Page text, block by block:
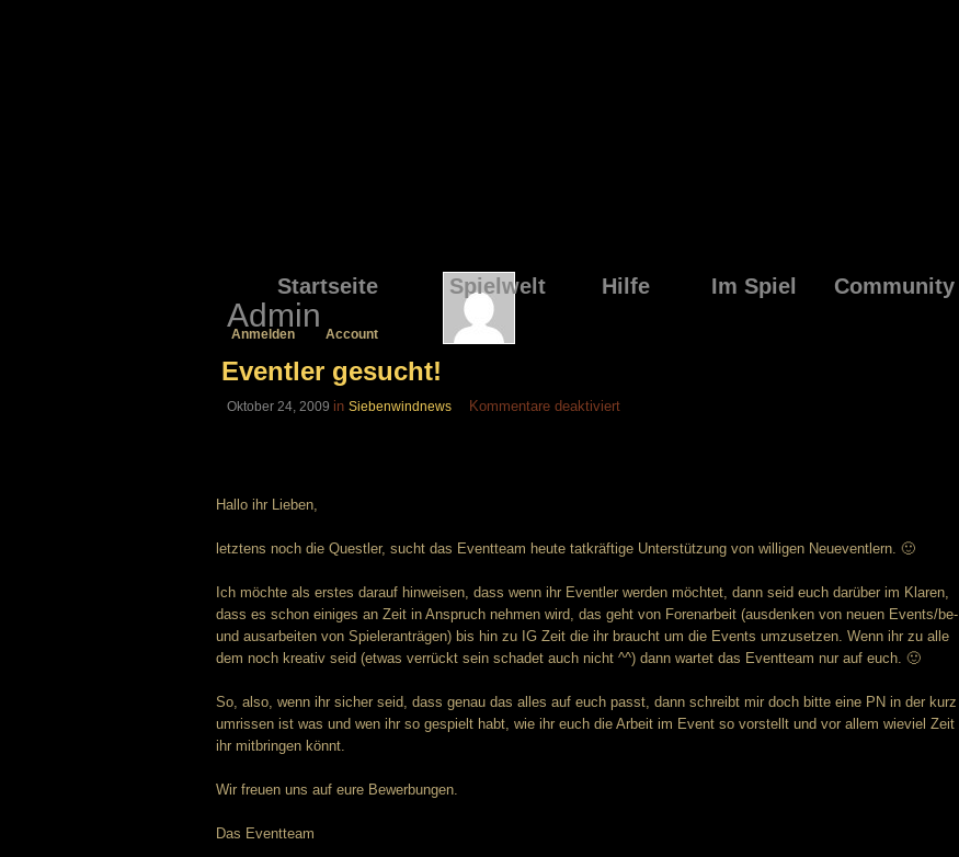
Startseite Spielwelt Hilfe Im Spiel Community
Admin
Anmelden Account
Eventler gesucht!
Oktober 24, 2009 in Siebenwindnews Kommentare deaktiviertfür
Hallo ihr Lieben,
letztens noch die Questler, sucht das Eventteam heute tatkräftige Unterstützung von willigen Neueventlern. 🙂
Ich möchte als erstes darauf hinweisen, dass wenn ihr Eventler werden möchtet, dann seid euch darüber im Klaren,
dass es schon einiges an Zeit in Anspruch nehmen wird, das geht von Forenarbeit (ausdenken von neuen Events/be-
und ausarbeiten von Spieleranträgen) bis hin zu IG Zeit die ihr braucht um die Events umzusetzen. Wenn ihr zu alle
dem noch kreativ seid (etwas verrückt sein schadet auch nicht ^^) dann wartet das Eventteam nur auf euch. 🙂
So, also, wenn ihr sicher seid, dass genau das alles auf euch passt, dann schreibt mir doch bitte eine PN in der kurz
umrissen ist was und wen ihr so gespielt habt, wie ihr euch die Arbeit im Event so vorstellt und vor allem wieviel Zeit
ihr mitbringen könnt.
Wir freuen uns auf eure Bewerbungen.
Das Eventteam